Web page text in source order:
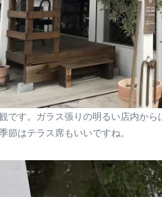
です。ガラス張りの明るい店内か
節はテラス席もいいですね。